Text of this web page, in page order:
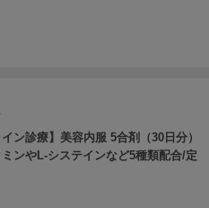
イン診療】美容内服 5合剤（30日分）
ンやL-システインなど5種類配合/定